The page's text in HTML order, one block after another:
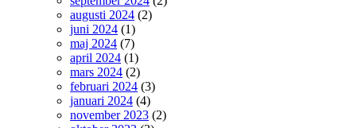
augusti 2024 (2)
juni 2024 (1)
maj 2024 (7)
april 2024 (1)
mars 2024 (2)
februari 2024 (3)
januari 2024 (4)
november 2023 (2)